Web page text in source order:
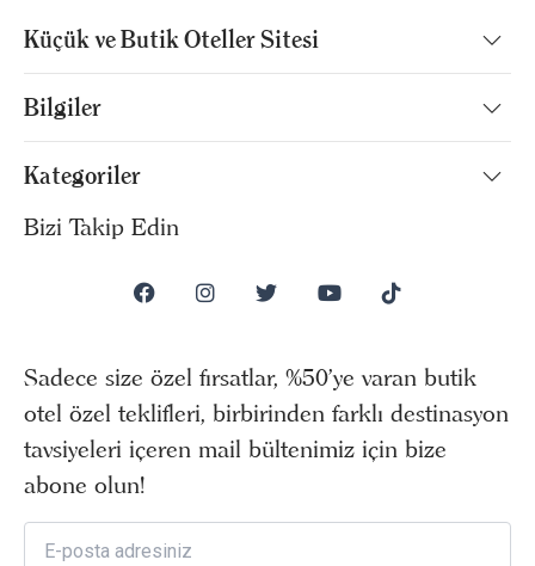
Küçük ve Butik Oteller Sitesi
Bilgiler
Kategoriler
Bizi Takip Edin
Sadece size özel fırsatlar, %50’ye varan butik
otel özel teklifleri, birbirinden farklı destinasyon
tavsiyeleri içeren mail bültenimiz için bize
abone olun!